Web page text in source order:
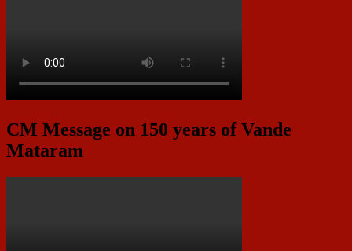
CM Message on 150 years of Vande
Mataram